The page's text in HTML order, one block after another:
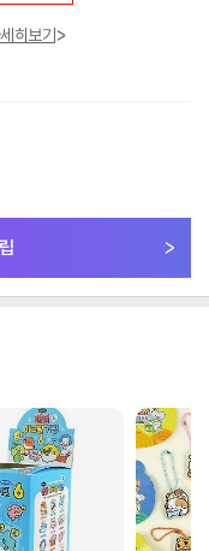
히보기